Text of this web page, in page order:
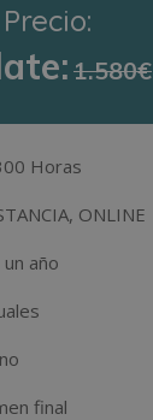
Precio:
1.580€
Horas
ONLINE
año
final